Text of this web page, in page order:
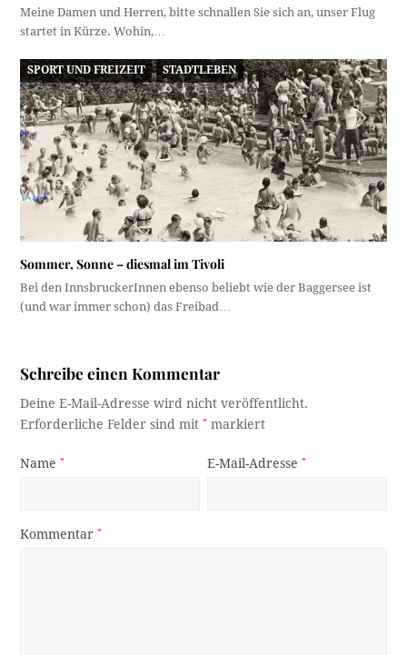
Meine Damen und Herren, bitte schnallen Sie sich an, unser Flug
startet in Kürze. Wohin,…
SPORT UND FREIZEIT STADTLEBEN
Sommer, Sonne – diesmal im Tivoli
Bei den InnsbruckerInnen ebenso beliebt wie der Baggersee ist
(und war immer schon) das Freibad…
Schreibe einen Kommentar
Deine E-Mail-Adresse wird nicht veröffentlicht.
Erforderliche Felder sind mit* markiert
Name* E-Mail-Adresse*
Kommentar*